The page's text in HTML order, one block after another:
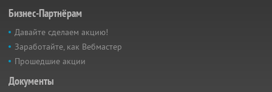
Бизнес-Партнёрам
Давайте сделаем акцию!
Заработайте, как Вебмастер
Прошедшие акции
Документы